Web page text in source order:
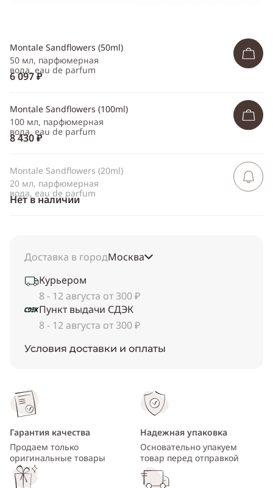
Montale Sandflowers (50ml)
50 мл, парфюмерная
вода, eau de parfum
6 097 ₽
Montale Sandflowers (100ml)
100 мл, парфюмерная
вода, eau de parfum
8 430 ₽
Montale Sandflowers (20ml)
20 мл, парфюмерная
вода, eau de parfum
Нет в наличии
Сообщить
Доставка в городМосква
Курьером
8 - 12 августа от 300 ₽
Пункт выдачи СДЭК
8 - 12 августа от 300 ₽
Условия доставки и оплаты
Гарантия качества
Продаем только
оригинальные товары
Надежная упаковка
Основательно упакуем
товар перед отправкой